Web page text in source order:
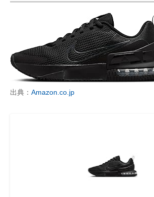
出典： Amazon.co.jp